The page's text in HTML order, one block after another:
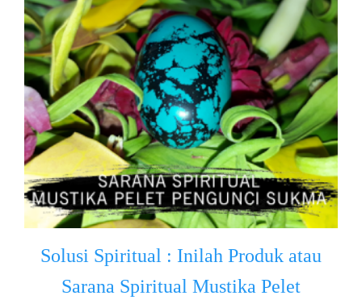
Solusi Spiritual : Inilah Produk atau
Sarana Spiritual Mustika Pelet